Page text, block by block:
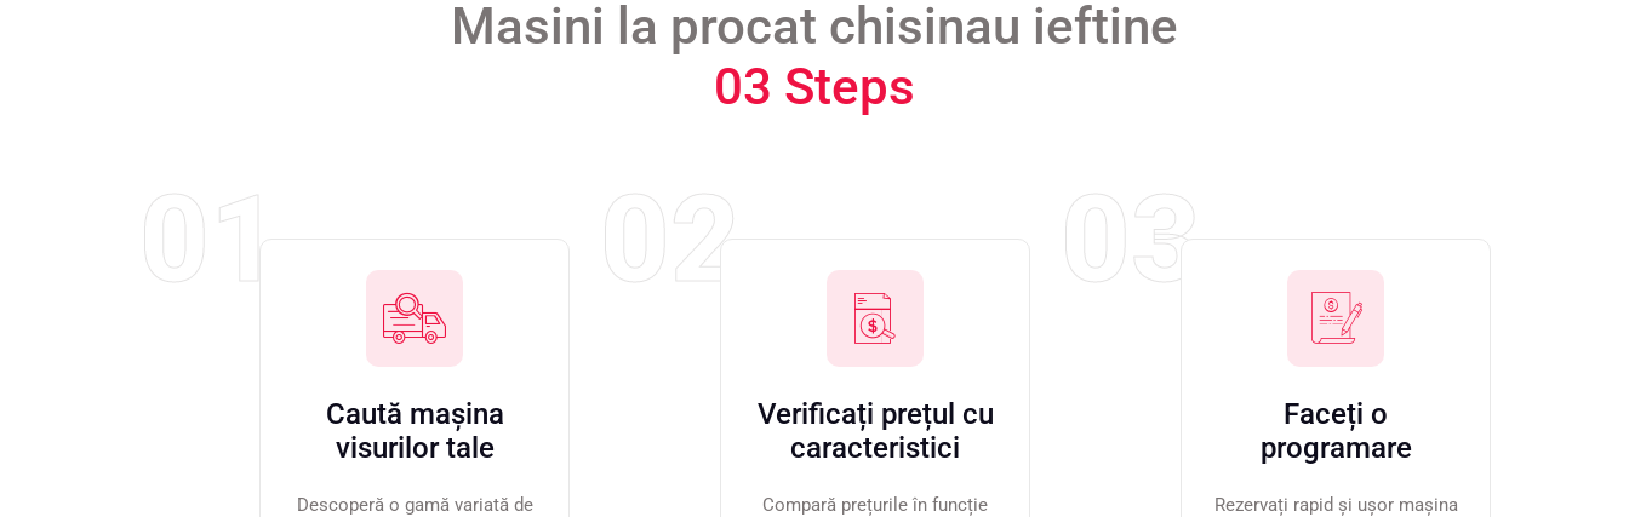
Masini la procat chisinau ieftine
03 Steps
Caută mașina
visurilor tale
Descoperă o gamă variată de
01
Verificați prețul cu
caracteristici
Compară prețurile în funcție
02
Faceți o
programare
Rezervați rapid și ușor mașina
03